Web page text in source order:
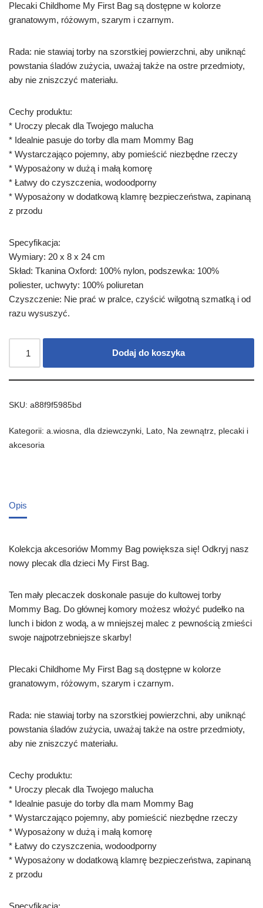
Plecaki Childhome My First Bag są dostępne w kolorze
granatowym, różowym, szarym i czarnym.
Rada: nie stawiaj torby na szorstkiej powierzchni, aby uniknąć
powstania śladów zużycia, uważaj także na ostre przedmioty,
aby nie zniszczyć materiału.
Cechy produktu:
* Uroczy plecak dla Twojego malucha
* Idealnie pasuje do torby dla mam Mommy Bag
* Wystarczająco pojemny, aby pomieścić niezbędne rzeczy
* Wyposażony w dużą i małą komorę
* Łatwy do czyszczenia, wodoodporny
* Wyposażony w dodatkową klamrę bezpieczeństwa, zapinaną
z przodu
Specyfikacja:
Wymiary: 20 x 8 x 24 cm
Skład: Tkanina Oxford: 100% nylon, podszewka: 100%
poliester, uchwyty: 100% poliuretan
Czyszczenie: Nie prać w pralce, czyścić wilgotną szmatką i od
razu wysuszyć.
Dodaj do koszyka
SKU: a88f9f5985bd
Kategorii: a.wiosna, dla dziewczynki, Lato, Na zewnątrz, plecaki i
akcesoria
Opis
Kolekcja akcesoriów Mommy Bag powiększa się! Odkryj nasz
nowy plecak dla dzieci My First Bag.
Ten mały plecaczek doskonale pasuje do kultowej torby
Mommy Bag. Do głównej komory możesz włożyć pudełko na
lunch i bidon z wodą, a w mniejszej malec z pewnością zmieści
swoje najpotrzebniejsze skarby!
Plecaki Childhome My First Bag są dostępne w kolorze
granatowym, różowym, szarym i czarnym.
Rada: nie stawiaj torby na szorstkiej powierzchni, aby uniknąć
powstania śladów zużycia, uważaj także na ostre przedmioty,
aby nie zniszczyć materiału.
Cechy produktu:
* Uroczy plecak dla Twojego malucha
* Idealnie pasuje do torby dla mam Mommy Bag
* Wystarczająco pojemny, aby pomieścić niezbędne rzeczy
* Wyposażony w dużą i małą komorę
* Łatwy do czyszczenia, wodoodporny
* Wyposażony w dodatkową klamrę bezpieczeństwa, zapinaną
z przodu